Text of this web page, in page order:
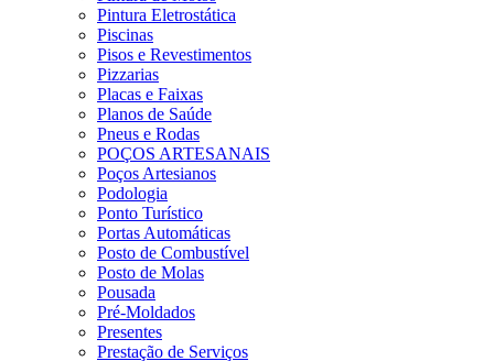
Pintura Eletrostática
Piscinas
Pisos e Revestimentos
Pizzarias
Placas e Faixas
Planos de Saúde
Pneus e Rodas
POÇOS ARTESANAIS
Poços Artesianos
Podologia
Ponto Turístico
Portas Automáticas
Posto de Combustível
Posto de Molas
Pousada
Pré-Moldados
Presentes
Prestação de Serviços